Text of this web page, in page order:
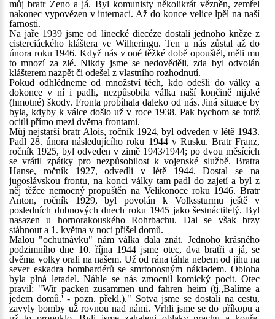
můj bratr Zeno a já. Byl komunisty několikrát vězněn, zemřel
nakonec vypovězen v internaci. Až do konce velice lpěl na naší
farnosti.
Na jaře 1939 jsme od linecké diecéze dostali jednoho kněze z
cisterciáckého kláštera ve Wilheringu. Ten u nás zůstal až do
února roku 1946. Když nás v oné těžké době opouštěl, měli mu
to mnozí za zlé. Nikdy jsme se nedověděli, zda byl odvolán
klášterem nazpět či odešel z vlastního rozhodnutí.
Pokud odhlédneme od množství těch, kdo odešli do války a
dokonce v ní i padli, nezpůsobila válka naší končině nijaké
(hmotné) škody. Fronta probíhala daleko od nás. Jiná situace by
byla, kdyby k válce došlo už v roce 1938. Pak bychom se totiž
ocitli přímo mezi dvěma frontami.
Můj nejstarší bratr Alois, ročník 1924, byl odveden v létě 1943.
Padl 28. února následujícího roku 1944 v Rusku. Bratr Franz,
ročník 1925, byl odveden v zimě 1943/1944; po dvou měsících
se vrátil zpátky pro nezpůsobilost k vojenské službě. Bratra
Hanse, ročník 1927, odvedli v létě 1944. Dostal se na
jugoslávskou frontu, na konci války tam padl do zajetí a byl z
něj těžce nemocný propuštěn na Velikonoce roku 1946. Bratr
Anton, ročník 1929, byl povolán k Volkssturmu ještě v
posledních dubnových dnech roku 1945 jako šestnáctiletý. Byl
nasazen u hornorakouského Rohrbachu. Dal se však brzy
stáhnout a 1. května v noci přišel domů.
Malou "ochutnávku" nám válka dala znát. Jednoho krásného
podzimního dne 10. října 1944 jsme otec, dva bratři a já, se
dvěma volky orali na našem. Už od rána táhla nebem od jihu na
sever eskadra bombardérů se smrtonosným nákladem. Obloha
byla plná letadel. Náhle se nás zmocnil komický pocit. Otec
pravil: "Wir packen zusammen und fahren heim (tj.,Balíme a
jedem domů.' - pozn. překl.)." Sotva jsme se dostali na cestu,
zavyly bomby už rovnou nad námi. Vrhli jsme se do příkopu a